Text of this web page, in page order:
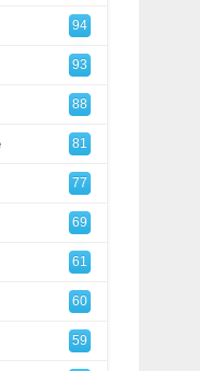
94
93
88
81
77
69
61
60
59